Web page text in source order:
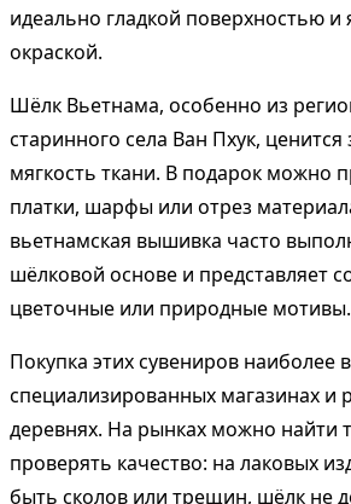
идеально гладкой поверхностью и
окраской.
Шёлк Вьетнама, особенно из
старинного села Ван Пхук, ценится
мягкость ткани. В подарок можно
платки, шарфы или отрез
вьетнамская вышивка часто
шёлковой основе и представляет
цветочные или природные мотивы.
Покупка этих сувениров наиболее
специализированных магазинах и
деревнях. На рынках можно найти
проверять качество: на лаковых
быть сколов или трещин, шёлк не